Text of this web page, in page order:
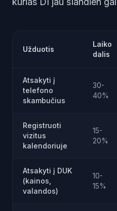
Užduotis
Laiko
dalis
Atsakyti į
telefono
skambučius
30-
40%
Registruoti
vizitus
kalendoriuje
15-
20%
Atsakyti į DUK
(kainos,
valandos)
10-
15%